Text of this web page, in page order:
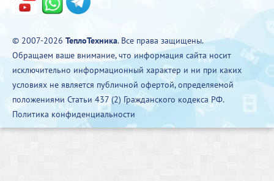
© 2007-2026 ТеплоТехника. Все права защищены.
Обращаем ваше внимание, что информация сайта носит
исключительно информационный характер и ни при каких
условиях не является публичной офертой, определяемой
положениями Статьи 437 (2) Гражданского кодекса РФ.
Политика конфиденциальности